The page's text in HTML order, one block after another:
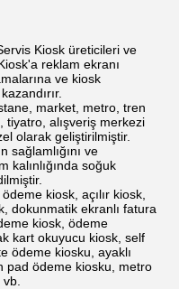
Kiosk üreticileri ve
reklam ekranı
ve kiosk
market, metro, tren
alışveriş merkezi
olarak geliştirilmiştir.
sağlamlığını ve
kalınlığında soğuk
kiosk, açılır kiosk,
dokunmatik ekranlı fatura
kiosk, ödeme
kart okuyucu kiosk, self
ödeme kiosku, ayaklı
pad ödeme kiosku, metro